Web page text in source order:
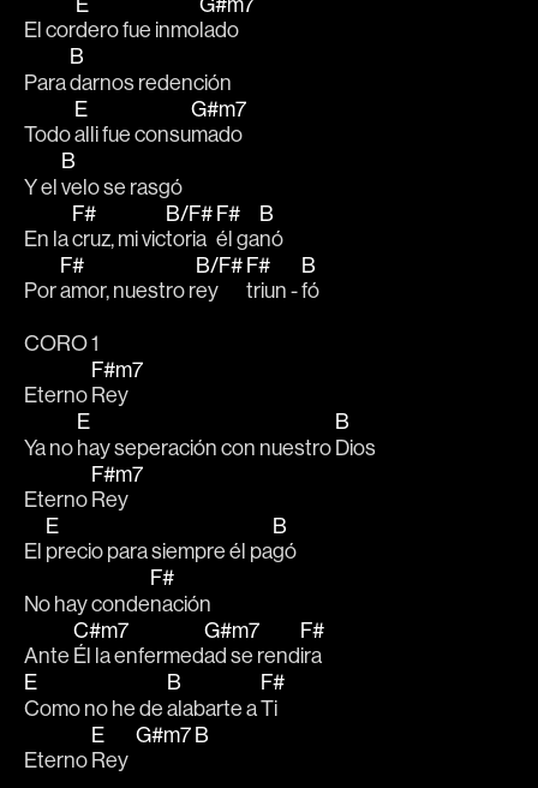
El cordero fue inmolado
Para
B
darnos redención
Todo
E
alli fue consu
G#m7
mado
Y el
B
velo se rasgó
En la
F#
cruz, mi vic
B/F#
toria
F#
él ga
B
nó
Por
F#
amor, nuestro r
B/F#
ey
F#
triun -
B
fó
CORO 1
Eterno
F#m7
Rey
Ya no
E
hay seperación con nuestro
B
Dios
Eterno
F#m7
Rey
El
E
precio para siempre él pa
B
gó
No hay conde
F#
nación
Ante
C#m7
Él la enfermed
G#m7
ad se rend
F#
ira
E
Como no he de
B
alabarte a
F#
Ti
Eterno
E
Rey
G#m7B